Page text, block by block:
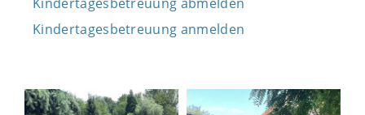
Kindertagesbetreuung anmelden